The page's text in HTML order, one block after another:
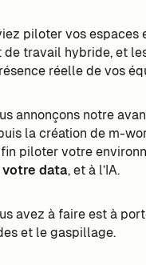
piloter vos espaces
de travail hybride, et
réelle de vos
annonçons notre
la création de m-
piloter votre
votre data, et à l’IA.
avez à faire est à
et le gaspillage.